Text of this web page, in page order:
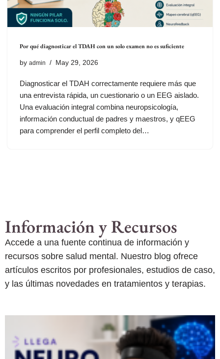
Por qué diagnosticar el TDAH con un solo examen no es suficiente
by admin May 29, 2026
Diagnosticar el TDAH correctamente requiere más que
una entrevista rápida, un cuestionario o un EEG aislado.
Una evaluación integral combina neuropsicología,
información conductual de padres y maestros, y qEEG
para comprender el perfil completo del…
Información y Recursos
Accede a una fuente continua de información y
recursos sobre salud mental. Nuestro blog ofrece
artículos escritos por profesionales, estudios de caso,
y las últimas novedades en tratamientos y terapias.